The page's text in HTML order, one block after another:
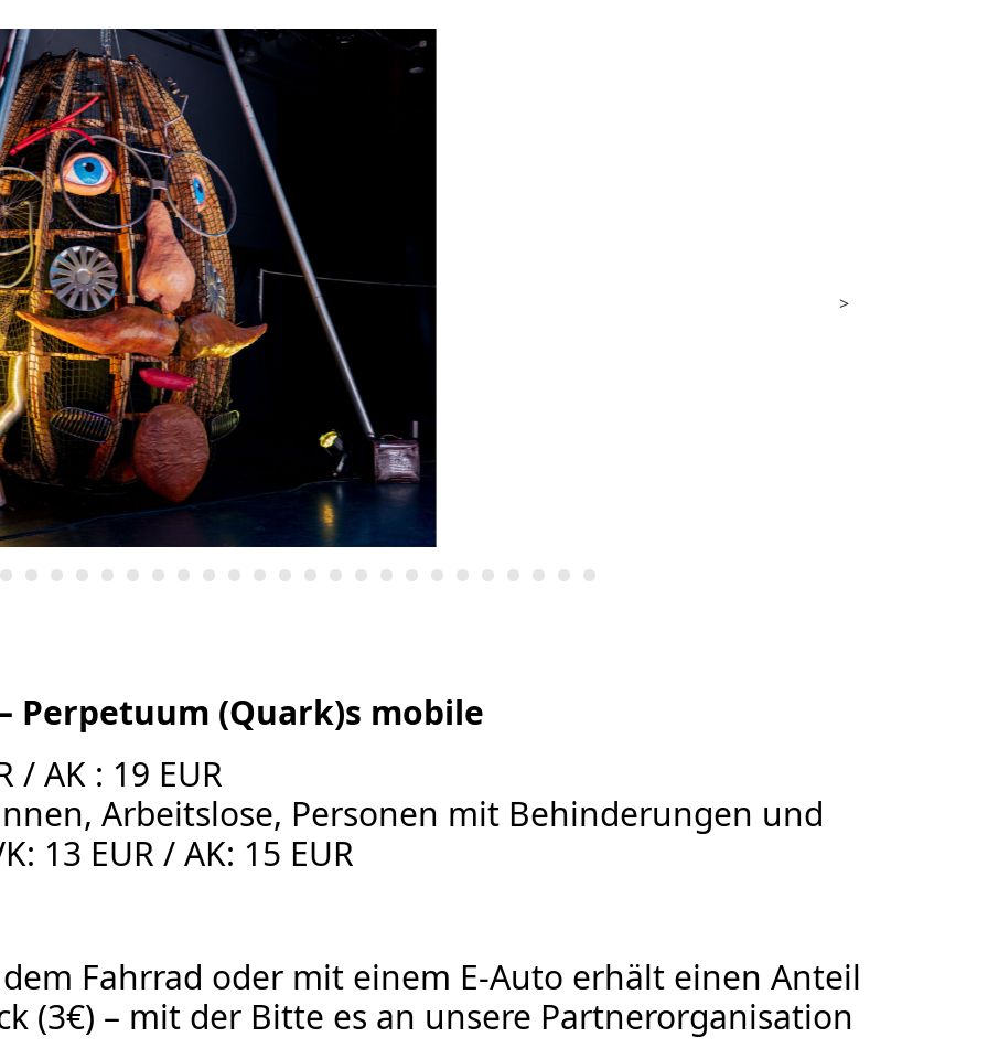
>
Perpetuum (Quark)s mobile
/ AK : 19 EUR
Arbeitslose, Personen mit Behinderungen und
13 EUR / AK: 15 EUR
Fahrrad oder mit einem E-Auto erhält einen Anteil
(3€) – mit der Bitte es an unsere Partnerorganisation